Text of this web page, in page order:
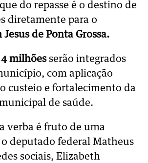
do repasse é o destino de
diretamente para o
de Ponta Grossa.
4 milhõesserão integrados
com aplicação
custeio e fortalecimento da
de saúde.
verba é fruto de uma
deputado federal Matheus
sociais, Elizabeth